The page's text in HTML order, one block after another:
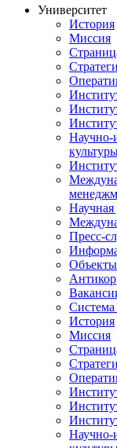
Университет
История
Миссия
Научно-
Научная
Пресс-
Объекты
Система
История
Миссия
Научно-